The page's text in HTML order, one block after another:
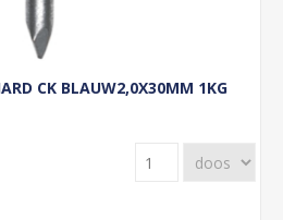
CK BLAUW2,0X30MM 1KG